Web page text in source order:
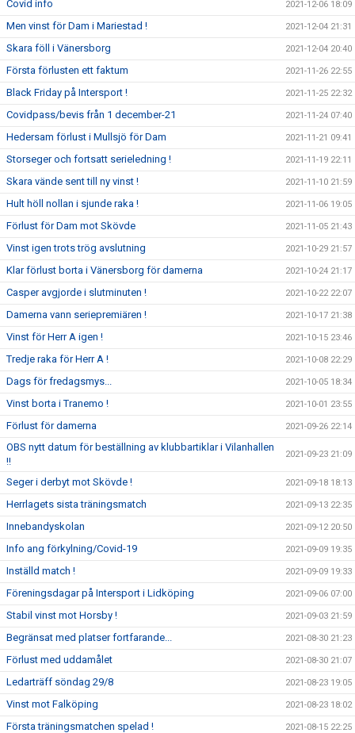
Covid info 2021-12-06 18:09
Men vinst för Dam i Mariestad ! 2021-12-04 21:31
Skara föll i Vänersborg 2021-12-04 20:40
Första förlusten ett faktum 2021-11-26 22:55
Black Friday på Intersport ! 2021-11-25 22:32
Covidpass/bevis från 1 december-21 2021-11-24 07:40
Hedersam förlust i Mullsjö för Dam 2021-11-21 09:41
Storseger och fortsatt serieledning ! 2021-11-19 22:11
Skara vände sent till ny vinst ! 2021-11-10 21:59
Hult höll nollan i sjunde raka ! 2021-11-06 19:05
Förlust för Dam mot Skövde 2021-11-05 21:43
Vinst igen trots trög avslutning 2021-10-29 21:57
Klar förlust borta i Vänersborg för damerna 2021-10-24 21:17
Casper avgjorde i slutminuten ! 2021-10-22 22:07
Damerna vann seriepremiären ! 2021-10-17 21:38
Vinst för Herr A igen ! 2021-10-15 23:46
Tredje raka för Herr A ! 2021-10-08 22:29
Dags för fredagsmys... 2021-10-05 18:34
Vinst borta i Tranemo ! 2021-10-01 23:55
Förlust för damerna 2021-09-26 22:14
OBS nytt datum för beställning av klubbartiklar i Vilanhallen
!!
2021-09-23 21:09
Seger i derbyt mot Skövde ! 2021-09-18 18:13
Herrlagets sista träningsmatch 2021-09-13 22:35
Innebandyskolan 2021-09-12 20:50
Info ang förkylning/Covid-19 2021-09-09 19:35
Inställd match ! 2021-09-09 19:33
Föreningsdagar på Intersport i Lidköping 2021-09-06 07:00
Stabil vinst mot Horsby ! 2021-09-03 21:59
Begränsat med platser fortfarande... 2021-08-30 21:23
Förlust med uddamålet 2021-08-30 21:07
Ledarträff söndag 29/8 2021-08-23 19:05
Vinst mot Falköping 2021-08-23 18:02
Första träningsmatchen spelad ! 2021-08-15 22:25